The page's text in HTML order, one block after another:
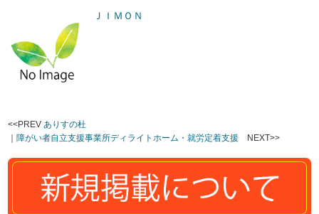
ＪＩＭＯＮ
<<PREV ありすの杜
｜障がい者自立支援事業所ディライトホーム・就労定着支援 NEXT>>